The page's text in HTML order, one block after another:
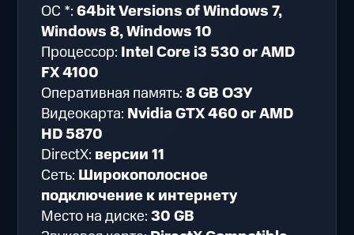
ОС *:64bit Versions of Windows 7,
Windows 8, Windows 10
Процессор: Intel Core i3 530 or AMD
FX 4100
Оперативная память:8 GB ОЗУ
Видеокарта: Nvidia GTX 460 or AMD
HD 5870
DirectX: версии 11
Сеть: Широкополосное
подключение к интернету
Место на диске:30 GB